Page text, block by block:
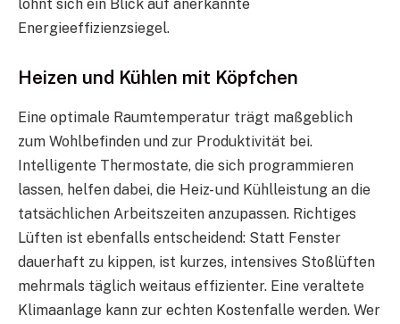
lohnt sich ein Blick auf anerkannte
Energieeffizienzsiegel.
Heizen und Kühlen mit Köpfchen
Eine optimale Raumtemperatur trägt maßgeblich
zum Wohlbefinden und zur Produktivität bei.
Intelligente Thermostate, die sich programmieren
lassen, helfen dabei, die Heiz- und Kühlleistung an die
tatsächlichen Arbeitszeiten anzupassen. Richtiges
Lüften ist ebenfalls entscheidend: Statt Fenster
dauerhaft zu kippen, ist kurzes, intensives Stoßlüften
mehrmals täglich weitaus effizienter. Eine veraltete
Klimaanlage kann zur echten Kostenfalle werden. Wer